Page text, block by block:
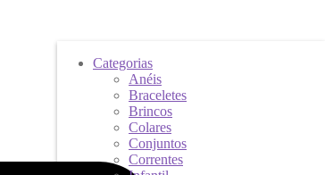
Categorias
Anéis
Braceletes
Brincos
Colares
Conjuntos
Correntes